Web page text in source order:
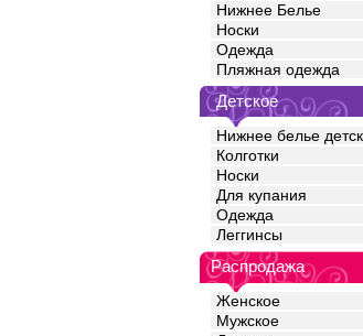
Нижнее Белье
Носки
Одежда
Пляжная одежда
Детское
Нижнее белье
Колготки
Носки
Для купания
Одежда
Леггинсы
Распродажа
Женское
Мужское